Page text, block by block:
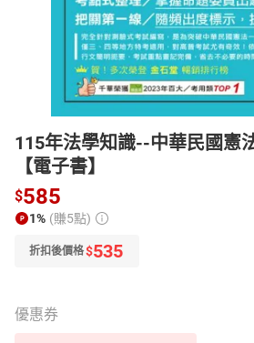
115年法學知識--中華民國憲
【電子書】
$585
1% (賺5點)
折扣後價格$535
優惠券